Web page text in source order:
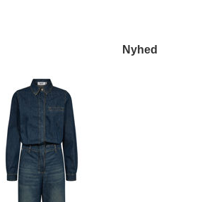
Nyhed